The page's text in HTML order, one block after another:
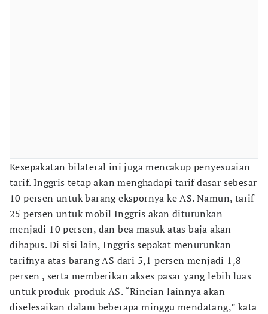
Kesepakatan bilateral ini juga mencakup penyesuaian
tarif. Inggris tetap akan menghadapi tarif dasar sebesar
10 persen untuk barang ekspornya ke AS. Namun, tarif
25 persen untuk mobil Inggris akan diturunkan
menjadi 10 persen, dan bea masuk atas baja akan
dihapus. Di sisi lain, Inggris sepakat menurunkan
tarifnya atas barang AS dari 5,1 persen menjadi 1,8
persen , serta memberikan akses pasar yang lebih luas
untuk produk-produk AS. “Rincian lainnya akan
diselesaikan dalam beberapa minggu mendatang,” kata